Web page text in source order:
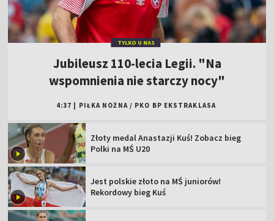
TYLKO U NAS
Jubileusz 110-lecia Legii. "Na
wspomnienia nie starczy nocy"
4:37 PIŁKA NOŻNA / PKO BP EKSTRAKLASA
Złoty medal Anastazji Kuś! Zobacz bieg
Polki na MŚ U20
Jest polskie złoto na MŚ juniorów!
Rekordowy bieg Kuś